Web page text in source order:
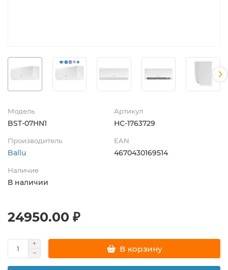
Модель
BST-07HN1
Артикул
НС-1763729
Производитель
Ballu
EAN
4670430169514
Наличие
В наличии
24950.00 ₽
В корзину